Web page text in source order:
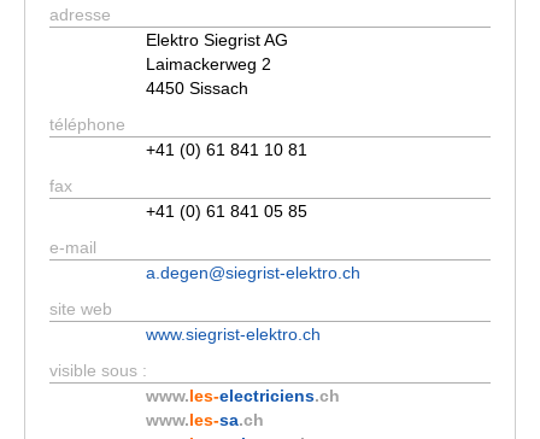
adresse
Elektro Siegrist AG
Laimackerweg 2
4450 Sissach
téléphone
+41 (0) 61 841 10 81
fax
+41 (0) 61 841 05 85
e-mail
a.degen@siegrist-elektro.ch
site web
www.siegrist-elektro.ch
visible sous :
www.les-electriciens.ch
www.les-sa.ch